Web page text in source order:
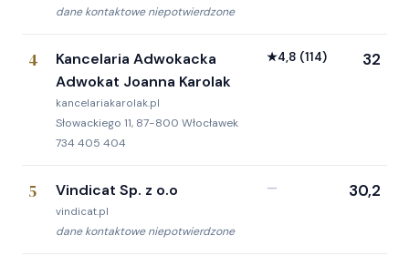
dane kontaktowe niepotwierdzone
4
Kancelaria Adwokacka
Adwokat Joanna Karolak
kancelariakarolak.pl
Słowackiego 11, 87-800 Włocławek
734 405 404
★4,8 (114) 32
5 Vindicat Sp. z o.o
vindicat.pl
dane kontaktowe niepotwierdzone
— 30,2